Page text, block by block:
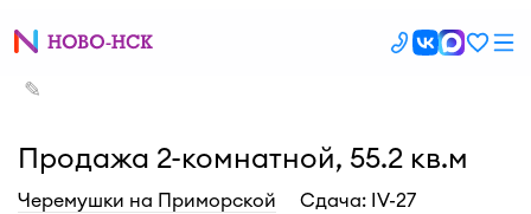
✎
Продажа 2-комнатной, 55.2 кв.м
Черемушки на Приморской
Cдача: IV-27